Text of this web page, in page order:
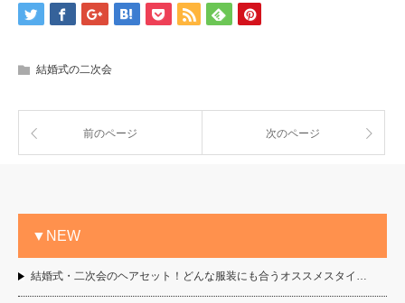
結婚式の二次会
前のページ 次のページ
▼NEW
結婚式・二次会のヘアセット！どんな服装にも合うオススメスタイ…